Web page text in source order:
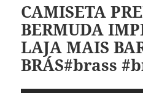
CAMISETA
BERMUDA
LAJA MAIS
BRÁS#brass